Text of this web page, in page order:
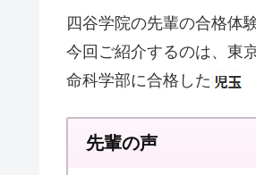
四谷学院の先輩の合格体
今回ご紹介するのは、東
命科学部に合格した
先輩の声